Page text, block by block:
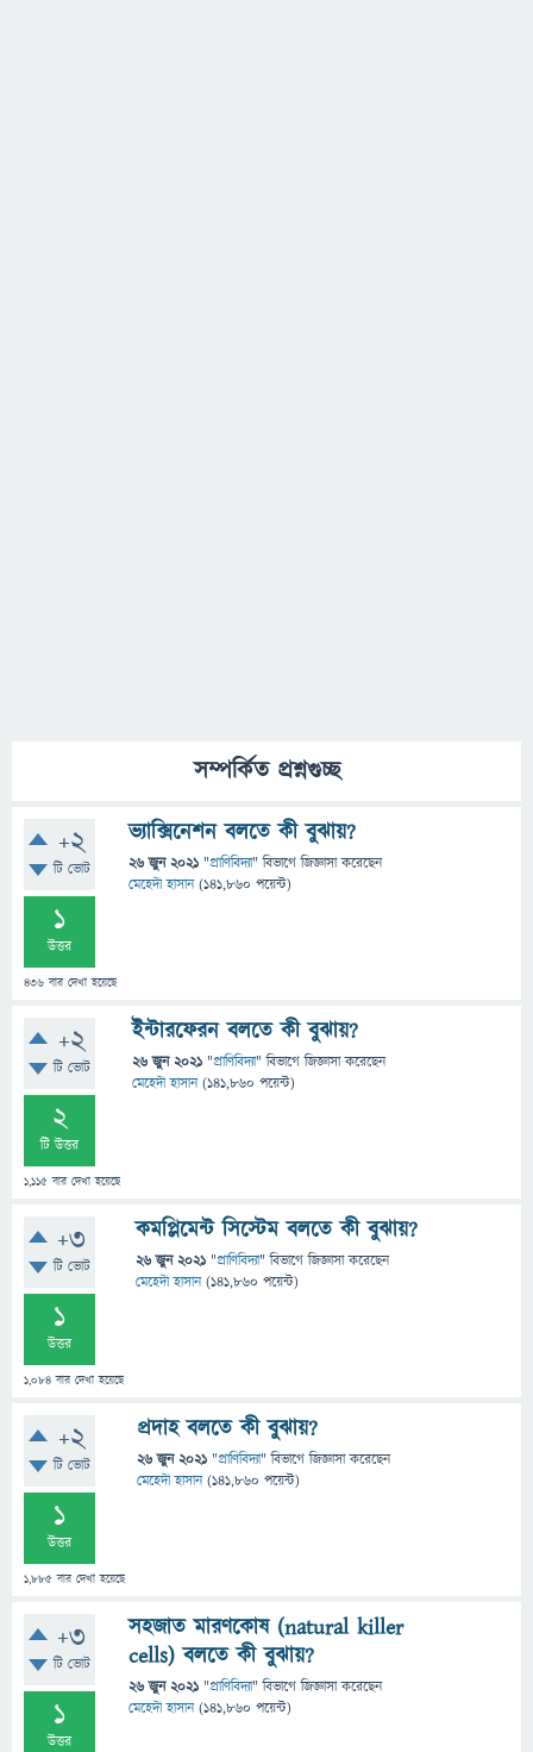
সম্পর্কিত প্রশ্নগুচ্ছ
+2
টি ভোট
1
উত্তর
436 বার দেখা হয়েছে
ভ্যাক্সিনেশন বলতে কী বুঝায়?
26 জুন 2021 "প্রাণিবিদ্যা" বিভাগে জিজ্ঞাসাকরেছেন
মেহেদী হাসান (141,860 পয়েন্ট)
+2
টি ভোট
2
টি উত্তর
1,115 বার দেখা হয়েছে
ইন্টারফেরন বলতে কী বুঝায়?
26 জুন 2021 "প্রাণিবিদ্যা" বিভাগে জিজ্ঞাসাকরেছেন
মেহেদী হাসান (141,860 পয়েন্ট)
+3
টি ভোট
1
উত্তর
1,084 বার দেখা হয়েছে
কমপ্লিমেন্ট সিস্টেম বলতে কী বুঝায়?
26 জুন 2021 "প্রাণিবিদ্যা" বিভাগে জিজ্ঞাসাকরেছেন
মেহেদী হাসান (141,860 পয়েন্ট)
+2
টি ভোট
1
উত্তর
1,885 বার দেখা হয়েছে
প্রদাহ বলতে কী বুঝায়?
26 জুন 2021 "প্রাণিবিদ্যা" বিভাগে জিজ্ঞাসাকরেছেন
মেহেদী হাসান (141,860 পয়েন্ট)
+3
টি ভোট
1
উত্তর
সহজাত মারণকোষ (natural killer
cells) বলতে কী বুঝায়?
26 জুন 2021 "প্রাণিবিদ্যা" বিভাগে জিজ্ঞাসাকরেছেন
মেহেদী হাসান (141,860 পয়েন্ট)